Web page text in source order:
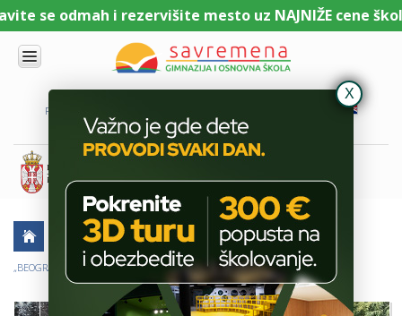
se odmah i rezervišite mesto uz NAJNIŽE cene
PORTAL ZA UČENIKE
NAMA
KOMBINOVANI
PROGRAM
NACIONALNI
PROGRAM
PROGRAM
SAVREMENO
OBRAZOVANJE
AKTUELNO ŠKOLSKE PRIČE
„BEOGRAD, MOJ GRAD“ – MATURANTI OTKRIVAJU PRESTONICU